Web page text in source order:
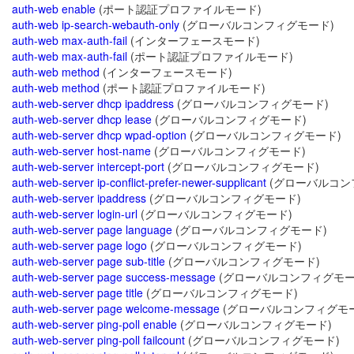
auth-web enable (ポート認証プロファイルモード)
auth-web ip-search-webauth-only (グローバルコンフィグモード)
auth-web max-auth-fail (インターフェースモード)
auth-web max-auth-fail (ポート認証プロファイルモード)
auth-web method (インターフェースモード)
auth-web method (ポート認証プロファイルモード)
auth-web-server dhcp ipaddress (グローバルコンフィグモード)
auth-web-server dhcp lease (グローバルコンフィグモード)
auth-web-server dhcp wpad-option (グローバルコンフィグモード)
auth-web-server host-name (グローバルコンフィグモード)
auth-web-server intercept-port (グローバルコンフィグモード)
auth-web-server ip-conflict-prefer-newer-supplicant (グローバルコ
auth-web-server ipaddress (グローバルコンフィグモード)
auth-web-server login-url (グローバルコンフィグモード)
auth-web-server page language (グローバルコンフィグモード)
auth-web-server page logo (グローバルコンフィグモード)
auth-web-server page sub-title (グローバルコンフィグモード)
auth-web-server page success-message (グローバルコンフィグモ
auth-web-server page title (グローバルコンフィグモード)
auth-web-server page welcome-message (グローバルコンフィグモ
auth-web-server ping-poll enable (グローバルコンフィグモード)
auth-web-server ping-poll failcount (グローバルコンフィグモード)